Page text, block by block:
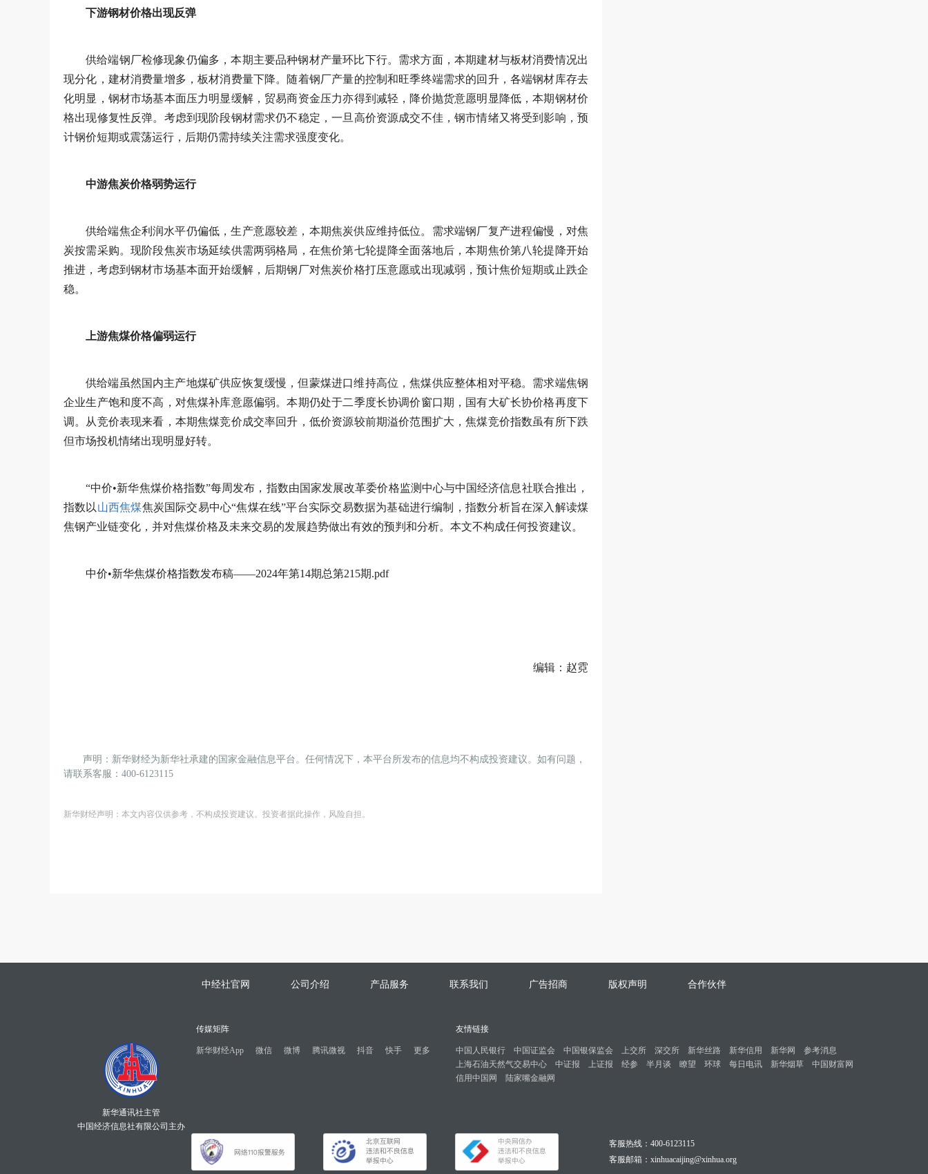
下游钢材价格出现反弹
供给端钢厂检修现象仍偏多，本期主要品种钢材产量环比下行。需求方面，本期建材与板材消费情况出
现分化，建材消费量增多，板材消费量下降。随着钢厂产量的控制和旺季终端需求的回升，各端钢材库存去
化明显，钢材市场基本面压力明显缓解，贸易商资金压力亦得到减轻，降价抛货意愿明显降低，本期钢材价
格出现修复性反弹。考虑到现阶段钢材需求仍不稳定，一旦高价资源成交不佳，钢市情绪又将受到影响，预
计钢价短期或震荡运行，后期仍需持续关注需求强度变化。
中游焦炭价格弱势运行
供给端焦企利润水平仍偏低，生产意愿较差，本期焦炭供应维持低位。需求端钢厂复产进程偏慢，对焦
炭按需采购。现阶段焦炭市场延续供需两弱格局，在焦价第七轮提降全面落地后，本期焦价第八轮提降开始
推进，考虑到钢材市场基本面开始缓解，后期钢厂对焦炭价格打压意愿或出现减弱，预计焦价短期或止跌企
稳。
上游焦煤价格偏弱运行
供给端虽然国内主产地煤矿供应恢复缓慢，但蒙煤进口维持高位，焦煤供应整体相对平稳。需求端焦钢
企业生产饱和度不高，对焦煤补库意愿偏弱。本期仍处于二季度长协调价窗口期，国有大矿长协价格再度下
调。从竞价表现来看，本期焦煤竞价成交率回升，低价资源较前期溢价范围扩大，焦煤竞价指数虽有所下跌
但市场投机情绪出现明显好转。
“中价•新华焦煤价格指数”每周发布，指数由国家发展改革委价格监测中心与中国经济信息社联合推出，
指数以 山西焦煤焦炭国际交易中心“焦煤在线”平台实际交易数据为基础进行编制，指数分析旨在深入解读煤
焦钢产业链变化，并对焦煤价格及未来交易的发展趋势做出有效的预判和分析。本文不构成任何投资建议。
中价•新华焦煤价格指数发布稿——2024年第14期总第215期.pdf
编辑：赵霓
声明：新华财经为新华社承建的国家金融信息平台。任何情况下，本平台所发布的信息均不构成投资建议。如有问题，
请联系客服：400-6123115
新华财经声明：本文内容仅供参考，不构成投资建议。投资者据此操作，风险自担。
中经社官网 公司介绍 产品服务 联系我们 广告招商 版权声明 合作伙伴
新华通讯社主管
中国经济信息社有限公司主办
传媒矩阵
新华财经App 微信 微博 腾讯微视 抖音 快手 更多
友情链接
中国人民银行 中国证监会 中国银保监会 上交所 深交所 新华丝路 新华信用 新华网
参考消息
上海石油天然气交易中心
中证报 上证报 经参 半月谈 瞭望 环球 每日电讯 新华烟草
中国财富网
信用中国网
陆家嘴金融网
客服热线：400-6123115
客服邮箱：xinhuacaijing@xinhua.org